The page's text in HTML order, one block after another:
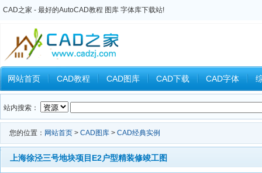
CAD之家 - 最好的AutoCAD教程 图库 字体库下载站!
网站首页 CAD教程 CAD图库 CAD下载 CAD字体
Inventor教程 Ansys教程 CAXA教程 中望CAD Catia教
站内搜索：
您的位置： 网站首页 > CAD图库 > CAD经典实例
上海徐泾三号地块项目E2户型精装修竣工图